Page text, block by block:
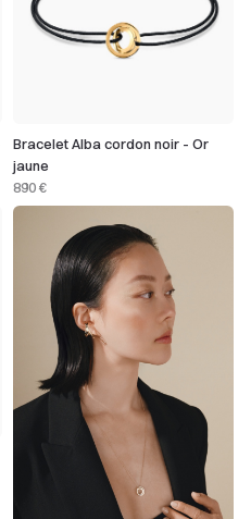
Bracelet Alba cordon noir - Or
jaune
890 €